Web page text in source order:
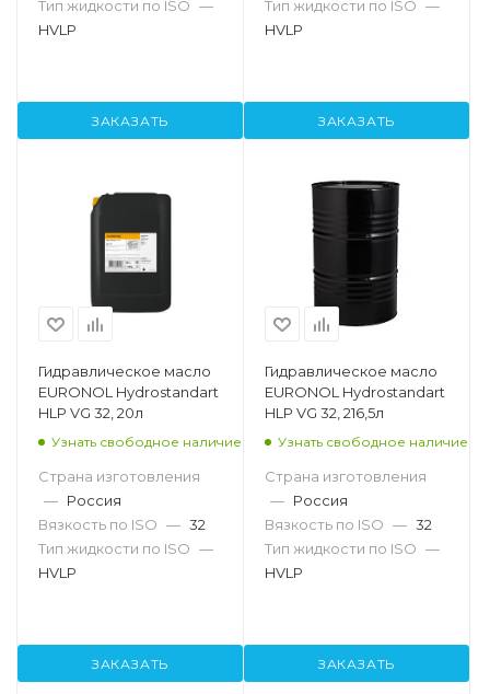
Тип жидкости по ISO —
HVLP
ЗАКАЗАТЬ
Тип жидкости по ISO —
HVLP
ЗАКАЗАТЬ
Гидравлическое масло
EURONOL Hydrostandart
HLP VG 32, 20л
Узнать свободное наличие
Страна изготовления
— Россия
Вязкость по ISO — 32
Тип жидкости по ISO —
HVLP
ЗАКАЗАТЬ
Гидравлическое масло
EURONOL Hydrostandart
HLP VG 32, 216,5л
Узнать свободное наличие
Страна изготовления
— Россия
Вязкость по ISO — 32
Тип жидкости по ISO —
HVLP
ЗАКАЗАТЬ